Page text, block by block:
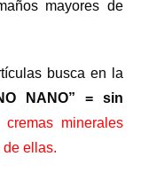
mayores de
busca en la
NANO” = sin
minerales
ellas.